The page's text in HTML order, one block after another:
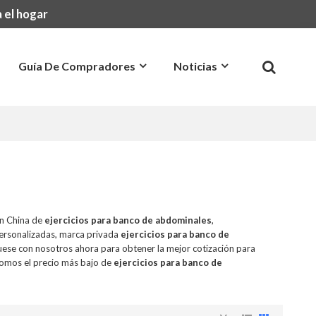
el hogar
Guía De Compradores Noticias
China de ejercicios para banco de abdominales,
marca privada ejercicios para banco de
con nosotros ahora para obtener la mejor cotización para
el precio más bajo de ejercicios para banco de